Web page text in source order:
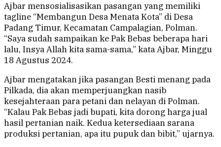
Ajbar mensosialisasikan pasangan yang memiliki
tagline “Membangun Desa Menata Kota” di Desa
Padang Timur, Kecamatan Campalagian, Polman.
“Saya sudah sampaikan ke Pak Bebas beberapa hari
lalu, Insya Allah kita sama-sama,” kata Ajbar, Minggu
18 Agustus 2024.
Ajbar mengatakan jika pasangan Besti menang pada
Pilkada, dia akan memperjuangkan nasib
kesejahteraan para petani dan nelayan di Polman.
“Kalau Pak Bebas jadi bupati, kita dorong harga jual
hasil pertanian naik. Kedua ketersediaan sarana
produksi pertanian, apa itu pupuk dan bibit,” ujarnya.